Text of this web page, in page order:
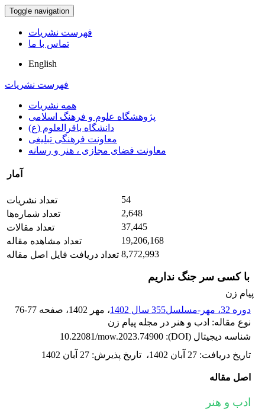
Toggle navigation
فهرست نشریات
تماس با ما
English
فهرست نشریات
همه نشریات
پژوهشگاه علوم و فرهنگ اسلامی
دانشگاه باقرالعلوم (ع)
معاونت فرهنگی تبلیغی
معاونت فضای مجازی ، هنر و رسانه
آمار
تعداد نشریات
54
تعداد شماره‌ها
2,648
تعداد مقالات
37,445
تعداد مشاهده مقاله
19,206,168
تعداد دریافت فایل اصل مقاله 8,772,993
با کسی سر جنگ نداریم
پیام زن
دوره 32، مهر-مسلسل355 سال 1402
، مهر 1402 ، صفحه 76-77
نوع مقاله: ادب و هنر در مجله پیام زن
شناسه دیجیتال (DOI):
10.22081/mow.2023.74900
تاریخ دریافت: 27 آبان 1402 ، تاریخ پذیرش: 27 آبان 1402
اصل مقاله
ادب و هنر